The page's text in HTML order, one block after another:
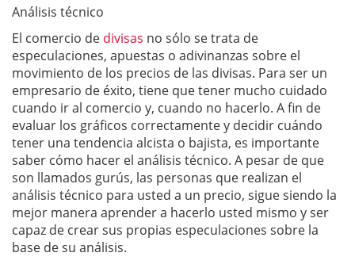
Análisis técnico
El comercio de divisas no sólo se trata de
especulaciones, apuestas o adivinanzas sobre el
movimiento de los precios de las divisas. Para ser un
empresario de éxito, tiene que tener mucho cuidado
cuando ir al comercio y, cuando no hacerlo. A fin de
evaluar los gráficos correctamente y decidir cuándo
tener una tendencia alcista o bajista, es importante
saber cómo hacer el análisis técnico. A pesar de que
son llamados gurús, las personas que realizan el
análisis técnico para usted a un precio, sigue siendo la
mejor manera aprender a hacerlo usted mismo y ser
capaz de crear sus propias especulaciones sobre la
base de su análisis.